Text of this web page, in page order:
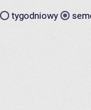
tygodniowy